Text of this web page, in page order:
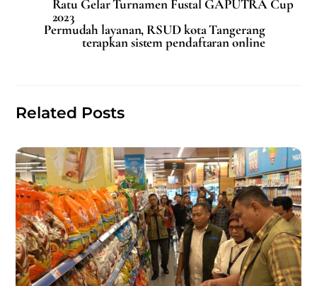
e
b
l
s
A
p
e
Ratu Gelar Turnamen Fustal GAPUTRA Cup
2023
Permudah layanan, RSUD kota Tangerang
terapkan sistem pendaftaran online
Related Posts